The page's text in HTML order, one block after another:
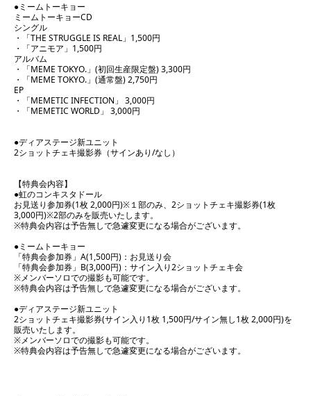
●ミームトーキョー
ミームトーキョーCD
シングル
・「THE STRUGGLE IS REAL」1,500円
・「アニモア」1,500円
アルバム
・「MEME TOKYO.」(初回生産限定盤) 3,300円
・「MEME TOKYO.」(通常盤) 2,750円
EP
・「MEMETIC INFECTION」 3,000円
・「MEMETIC WORLD」 3,000円
●ディアステージ新ユニット
2ショットチェキ撮影券（サインあり/なし）
【特典会内容】
●虹のコンキスタドール
お見送り参加券(1枚 2,000円)※１部のみ、2ショットチェキ撮影券(1枚
3,000円)※2部のみを販売いたします。
※特典会内容は予告無しで急遽変更になる場合がございます。
●ミームトーキョー
「特典会参加券」A(1,500円)：お見送り会
「特典会参加券」B(3,000円)：サイン入り2ショットチェキ会
※メンバーソロでの撮影も可能です。
※特典会内容は予告無しで急遽変更になる場合がございます。
●ディアステージ新ユニット
2ショットチェキ撮影券(サイン入り1枚 1,500円/サイン無し1枚 2,000円)を
販売いたします。
※メンバーソロでの撮影も可能です。
※特典会内容は予告無しで急遽変更になる場合がございます。